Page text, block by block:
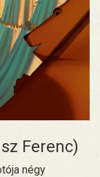
Ferenc)
négy